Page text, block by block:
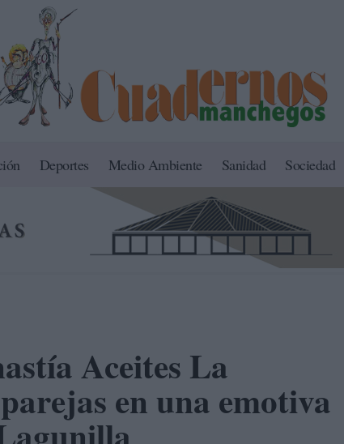
Deportes Medio Ambiente Sanidad Sociedad
Aceites La
en una emotiva